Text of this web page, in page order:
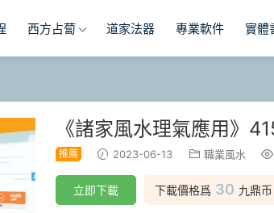
西方占蔔 道家法器 專業軟件 實體
《諸家風水理氣應用》
推薦 2023-06-13 職業風水
下載價格爲 30 九鼎
立即下載